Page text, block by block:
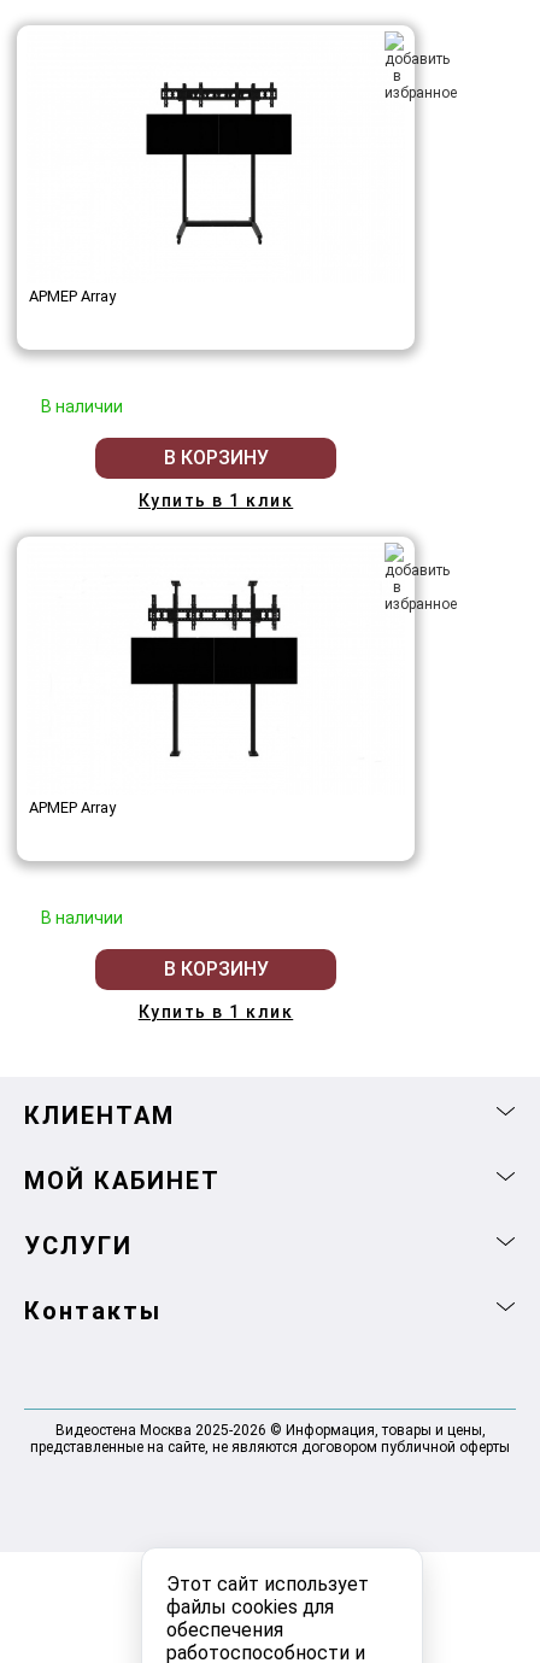
Этот сайт использует
файлы cookies для
обеспечения
работоспособности и
АРМЕР Array
В наличии
В КОРЗИНУ
Купить в 1 клик
АРМЕР Array
В наличии
В КОРЗИНУ
Купить в 1 клик
КЛИЕНТАМ
МОЙ КАБИНЕТ
УСЛУГИ
Контакты
Видеостена Москва 2025-2026 © Информация, товары и цены,
представленные на сайте, не являются договором публичной оферты